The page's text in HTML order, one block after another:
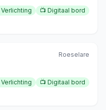
Verlichting 📺 Digitaal bord
Roeselare
Verlichting 📺 Digitaal bord